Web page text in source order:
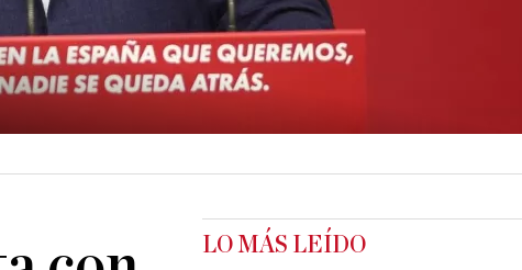
LO MÁS LEÍDO